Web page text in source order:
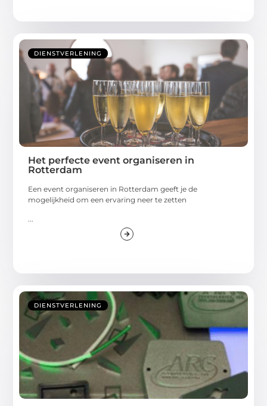
DIENSTVERLENING
Het perfecte event organiseren in
Rotterdam
Een event organiseren in Rotterdam geeft je de
mogelijkheid om een ervaring neer te zetten
...
DIENSTVERLENING